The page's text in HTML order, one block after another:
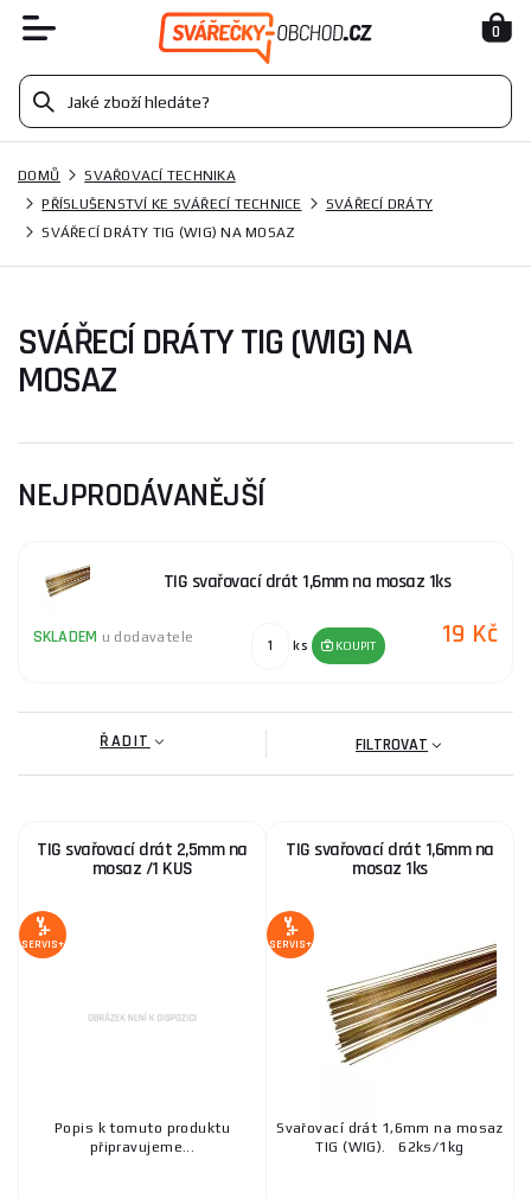
0
DOMŮ
SVAŘOVACÍ TECHNIKA
PŘÍSLUŠENSTVÍ KE SVÁŘECÍ TECHNICE
SVÁŘECÍ DRÁTY
SVÁŘECÍ DRÁTY TIG (WIG) NA MOSAZ
SVÁŘECÍ DRÁTY TIG (WIG) NA
MOSAZ
NEJPRODÁVANĚJŠÍ
TIG svařovací drát 1,6mm na mosaz 1ks
SKLADEM u dodavatele ks KOUPIT 19 Kč
ŘADIT FILTROVAT
TIG svařovací drát 2,5mm na
mosaz /1 KUS
SERVIS+
Popis k tomuto produktu
připravujeme...
TIG svařovací drát 1,6mm na
mosaz 1ks
SERVIS+
Svařovací drát 1,6mm na mosaz
TIG (WIG). 62ks/1kg